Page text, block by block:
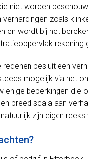
niet worden
zoals
en wordt bij het
rekening
besluit een
mogelijk via het
enige beperkingen die
breed scala aan
zijn eigen